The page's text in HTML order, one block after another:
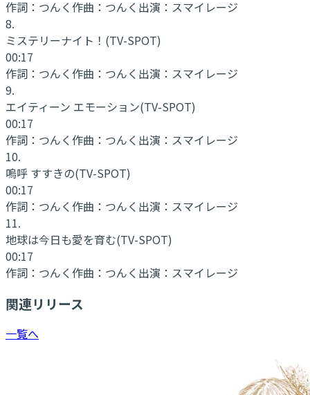
作詞： つんく作曲： つんく 出演： スマイレージ
8.
ミステリーナイト！ (TV-SPOT)
00:17
作詞： つんく作曲： つんく 出演： スマイレージ
9.
エイティーン エモーション(TV-SPOT)
00:17
作詞： つんく作曲： つんく 出演： スマイレージ
10.
嗚呼 すすきの(TV-SPOT)
00:17
作詞： つんく作曲： つんく 出演： スマイレージ
11.
地球は今日も愛を育む(TV-SPOT)
00:17
作詞： つんく作曲： つんく 出演： スマイレージ
関連リリース
一覧へ